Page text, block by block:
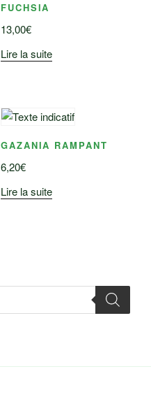
FUCHSIA
13,00€
Lire la suite
GAZANIA RAMPANT
6,20€
Lire la suite